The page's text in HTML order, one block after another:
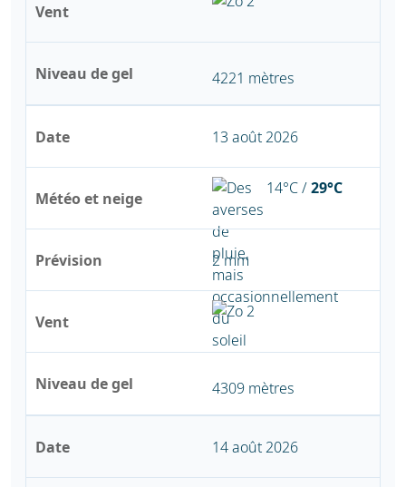
Vent
Niveau de gel 4221 mètres
Date
Météo et neige
Prévision
Vent
Niveau de gel
13 août 2026
14°C /29°C
2 mm
4309 mètres
Date 14 août 2026